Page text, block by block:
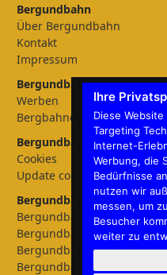
Ihre
Diese
Targeting
Internet-
Werbung, die
Bedürfnisse
nutzen wir
messen, um
Besucher
weiter zu
Bergundbahn
Über Bergundbahn
Kontakt
Impressum
Bergundbahn Magazin
Werben
Bergbahnen
Bergundbahn
Cookies
Update cookies preferences
Bergundbahn - Sprachen
Bergundbahn Deutschland
Bergundbahn Österreich
Bergundbahn Nederland
Bergundbahn België